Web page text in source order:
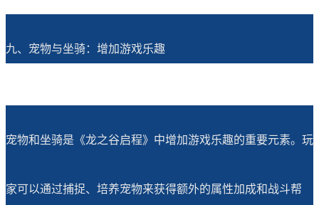
九、宠物与坐骑：增加游戏乐趣
宠物和坐骑是《龙之谷启程》中增加游戏乐趣的重要元素。玩
家可以通过捕捉、培养宠物来获得额外的属性加成和战斗帮